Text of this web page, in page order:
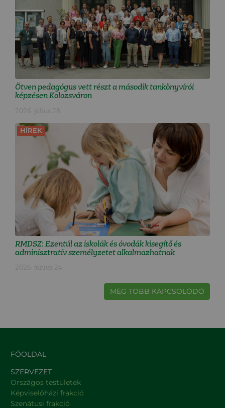
Ötven pedagógus vett részt a második tankönyvírói
képzésen Kolozsváron
2026. július 28.
HÍREK
RMDSZ: Ezentúl az iskolák és óvodák kisegítő és
adminisztratív személyzetet alkalmazhatnak
2026. június 24.
MÉG TÖBB KAPCSOLÓDÓ
FŐOLDAL
SZERVEZET
Országos testületek
Képviselőházi frakció
Szenátusi frakció